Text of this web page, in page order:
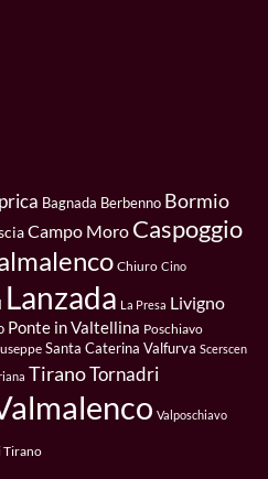
Bagnada Berbenno Bormio
Campo Moro Caspoggio
Chiuro Cino
Lanzada La Presa Livigno
Ponte in Valtellina Poschiavo
Santa Caterina Valfurva Scerscen
TiranoTornadri
Valposchiavo
Tirano